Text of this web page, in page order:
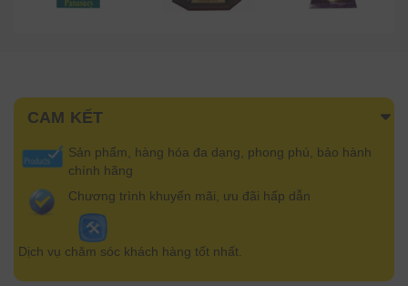
CAM KẾT
Sản phẩm, hàng hóa đa dạng, phong phú, bảo hành
chính hãng
Chương trình khuyến mãi, ưu đãi hấp dẫn
Dịch vụ chăm sóc khách hàng tốt nhất.